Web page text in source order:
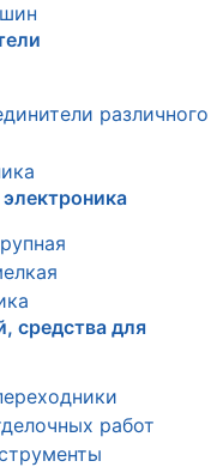
различного
средства для
работ